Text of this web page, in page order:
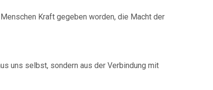
Kraft gegeben worden, die Macht der
uns selbst, sondern aus der Verbindung mit